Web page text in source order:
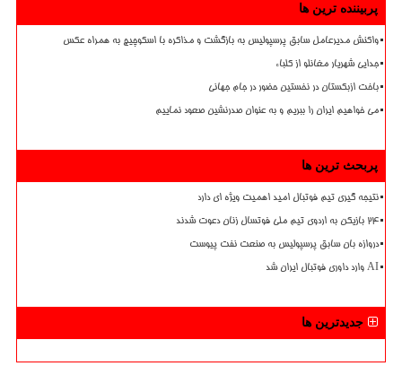
پربیننده ترین ها
واکنش مدیرعامل سابق پرسپولیس به بازگشت و مذاکره با اسکوچیچ به همراه عکس
جدایی شهریار مغانلو از کلباء
باخت ازبکستان در نخستین حضور در جام جهانی
می خواهیم ایران را ببریم و به عنوان صدرنشین صعود نماییم
پربحث ترین ها
نتیجه گیری تیم فوتبال امید اهمیت ویژه ای دارد
۲۴ بازیکن به اردوی تیم ملی فوتسال زنان دعوت شدند
دروازه بان سابق پرسپولیس به صنعت نفت پیوست
AI وارد داوری فوتبال ایران شد
جدیدترین ها